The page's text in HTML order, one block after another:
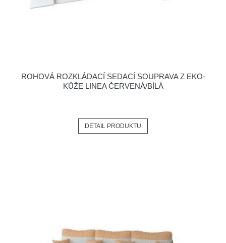
ROHOVÁ ROZKLÁDACÍ SEDACÍ SOUPRAVA Z EKO-
KŮŽE LINEA ČERVENÁ/BÍLÁ
DETAIL PRODUKTU